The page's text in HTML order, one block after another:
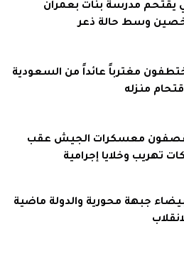
مدرسة بنات بعمران
وسط حالة ذعر
مغترباً عائداً من السعودية
منزله
معسكرات الجيش عقب
تهريب وخلايا إجرامية
جبهة محورية والدولة ماضية